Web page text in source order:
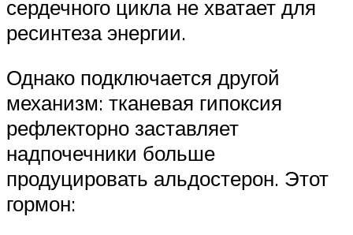
сердечного цикла не хватает для
ресинтеза энергии.
Однако подключается другой
механизм: тканевая гипоксия
рефлекторно заставляет
надпочечники больше
продуцировать альдостерон. Этот
гормон: